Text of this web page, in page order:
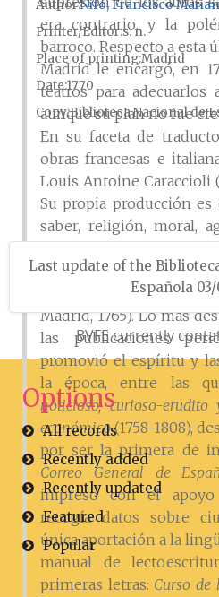
era contrario, y la
barroco. Respecto a esta
Madrid le encargó, en
teatros para adecuarlos
aunque su plan no fue
En su faceta de
obras francesas e
Louis Antoine Caraccioli
Su propia producción es
saber, religión, moral,
(Entremés nuevo. La
sainetes de moda, Viuda
Madrid, 1765). Lo más
las publicaciones
promovió el espíritu y
la época, entre las
noticioso, curioso-
económico(1758-1808),
por ser la primera de
Correo General de
impreso con el apoyo
recogía datos sobre
única aportación a la
manual de
primeras letras: Curso de
AuthorNifo, Francisco
Printer/Editors. n.
Place of printingMadrid
Date1770
CopyBiblioteca Nacional de
Last update of the
Española
BVFE currently
Options
All records
Recently added
Recently updated
Featured
Popular